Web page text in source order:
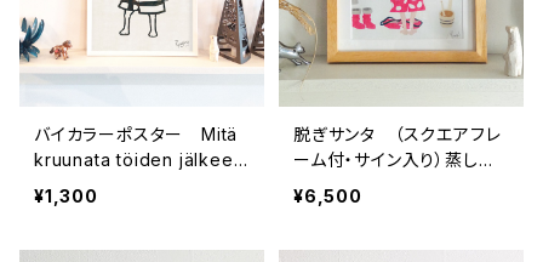
バイカラーポスター Mitä
kruunata töiden jälkeen.
仕事の後の冠りモノ
¥1,300
脱ぎサンタ （スクエアフレ
ーム付・サイン入り）蒸しサ
ンタシリーズ・サウナサンタ
¥6,500